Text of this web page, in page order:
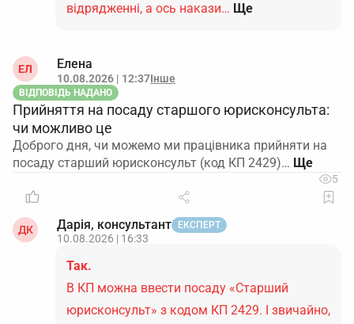
відрядженні, а ось накази… Ще
ЕЛ Елена
10.08.2026 | 12:37Інше
ВІДПОВІДЬ НАДАНО
Прийняття на посаду старшого юрисконсульта:
чи можливо це
Доброго дня, чи можемо ми працівника прийняти на
посаду старший юрисконсульт (код КП 2429)…
5
ДК Дарія, консультант ЕКСПЕРТ
10.08.2026 | 16:33
Так.
В КП можна ввести посаду «Старший
юрисконсульт» з кодом КП 2429. І звичайно,